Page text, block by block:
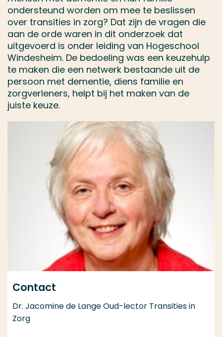
ondersteund worden om mee te beslissen
over transities in zorg? Dat zijn de vragen die
aan de orde waren in dit onderzoek dat
uitgevoerd is onder leiding van Hogeschool
Windesheim. De bedoeling was een keuzehulp
te maken die een netwerk bestaande uit de
persoon met dementie, diens familie en
zorgverleners, helpt bij het maken van de
juiste keuze.
Contact
Dr. Jacomine de Lange Oud-lector Transities in
Zorg